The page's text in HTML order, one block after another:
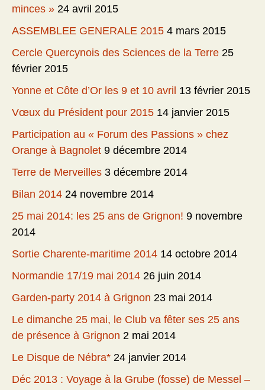
minces » 24 avril 2015
ASSEMBLEE GENERALE 2015 4 mars 2015
Cercle Quercynois des Sciences de la Terre 25
février 2015
Yonne et Côte d’Or les 9 et 10 avril 13 février 2015
Vœux du Président pour 2015 14 janvier 2015
Participation au « Forum des Passions » chez
Orange à Bagnolet 9 décembre 2014
Terre de Merveilles 3 décembre 2014
Bilan 2014 24 novembre 2014
25 mai 2014: les 25 ans de Grignon! 9 novembre
2014
Sortie Charente-maritime 2014 14 octobre 2014
Normandie 17/19 mai 2014 26 juin 2014
Garden-party 2014 à Grignon 23 mai 2014
Le dimanche 25 mai, le Club va fêter ses 25 ans
de présence à Grignon 2 mai 2014
Le Disque de Nébra* 24 janvier 2014
Déc 2013 : Voyage à la Grube (fosse) de Messel –